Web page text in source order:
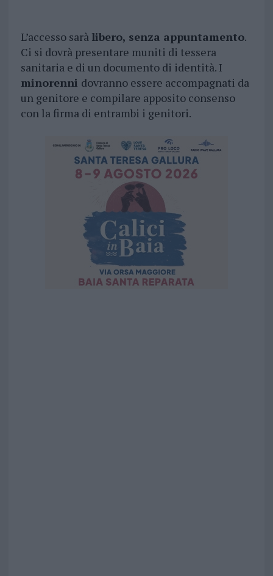
L’accesso sarà libero, senza appuntamento.
Ci si dovrà presentare muniti di tessera
sanitaria e di un documento di identità. I
minorenni dovranno essere accompagnati da
un genitore e compilare apposito consenso
con la firma di entrambi i genitori.